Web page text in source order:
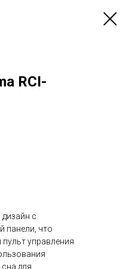
RCI-
с
панели, что
управления
для